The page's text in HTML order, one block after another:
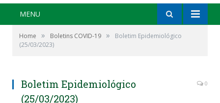
MENU
Home » Boletins COVID-19 »
Boletim Epidemiológico
(25/03/2023)
Boletim Epidemiológico
(25/03/2023)
0